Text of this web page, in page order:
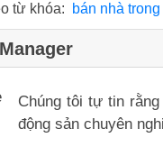
từ khóa: bán nhà
Chúng tôi tự tin
động sản chuyên